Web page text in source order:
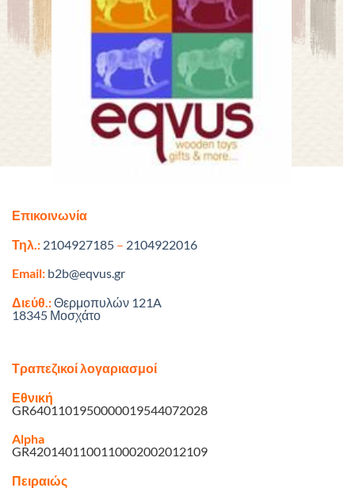
Επικοινωνία
Τηλ.: 2104927185 – 2104922016
Email: b2b@eqvus.gr
Διεύθ.:Θερμοπυλών 121A
18345 Μοσχάτο
Τραπεζικοί λογαριασμοί
Εθνική
GR6401101950000019544072028
Alpha
GR4201401100110002002012109
Πειραιώς